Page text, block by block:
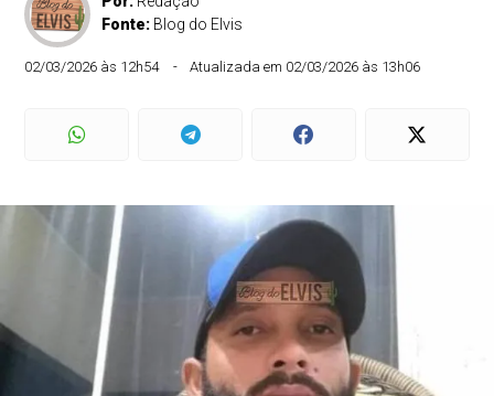
Fonte: Blog do Elvis
02/03/2026 às 12h54 Atualizada em 02/03/2026 às 13h06